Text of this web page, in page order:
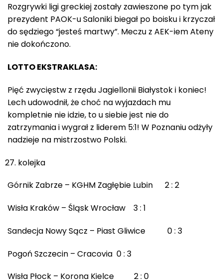
Rozgrywki ligi greckiej zostały zawieszone po tym jak
prezydent PAOK-u Saloniki biegał po boisku i krzyczał
do sędziego “jesteś martwy”. Meczu z AEK-iem Ateny
nie dokończono.
LOTTO EKSTRAKLASA:
Pięć zwycięstw z rzędu Jagiellonii Białystok i koniec!
Lech udowodnił, że choć na wyjazdach mu
kompletnie nie idzie, to u siebie jest nie do
zatrzymania i wygrał z liderem 5:1! W Poznaniu odżyły
nadzieje na mistrzostwo Polski.
kolejka
Górnik Zabrze – KGHM Zagłębie Lubin 2 : 2
Wisła Kraków – Śląsk Wrocław 3 : 1
Sandecja Nowy Sącz – Piast Gliwice 0 : 3
Pogoń Szczecin – Cracovia 0 : 3
Wisła Płock – Korona Kielce 2 : 0